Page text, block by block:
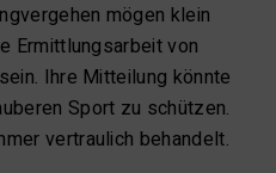
mögen klein
Ermittlungsarbeit von
Ihre Mitteilung könnte
Sport zu schützen.
vertraulich behandelt.